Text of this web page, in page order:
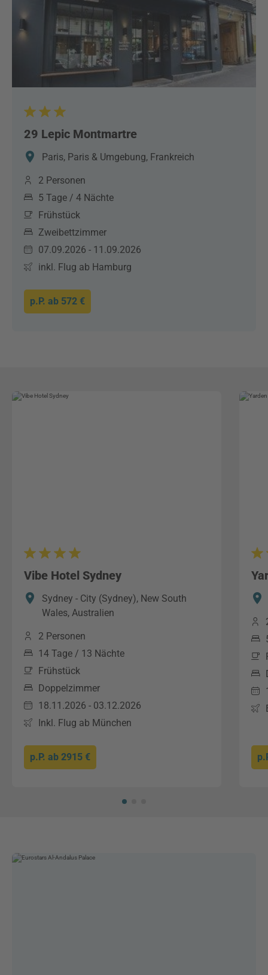
29 Lepic Montmartre
Paris, Paris & Umgebung, Frankreich
2 Personen
5 Tage / 4 Nächte
Frühstück
Zweibettzimmer
07.09.2026 - 11.09.2026
inkl. Flug ab Hamburg
p.P. ab 572 €
Vibe Hotel Sydney
Sydney - City (Sydney), New South
Wales, Australien
2 Personen
14 Tage / 13 Nächte
Frühstück
Doppelzimmer
18.11.2026 - 03.12.2026
Inkl. Flug ab München
p.P. ab 2915 €